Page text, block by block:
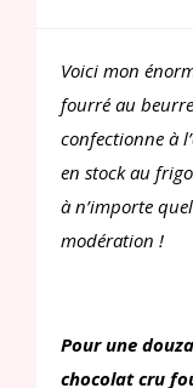
Voici mon
fourré au
confectionne à
en stock au
à n’importe
modération !
Pour une
chocolat cru